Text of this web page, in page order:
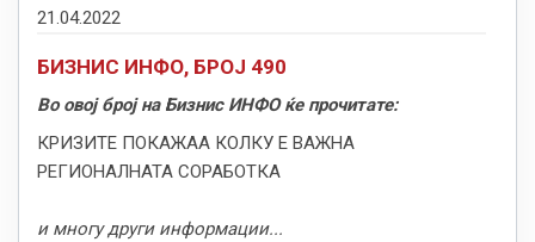
21.04.2022
БИЗНИС ИНФО, БРОЈ 490
Во овој број на Бизнис ИНФО ќе прочитате:
КРИЗИТЕ ПОКАЖАА КОЛКУ Е ВАЖНА
РЕГИОНАЛНАТА СОРАБОТКА
и многу други информации...